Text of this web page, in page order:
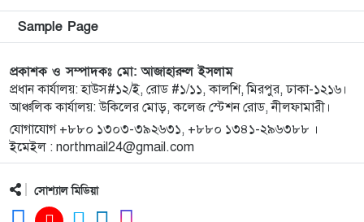
কিশোরগঞ্জে জুলাই গণঅভ্যুত্থান দিবস-২০২৬ উপলক্ষে
প্রস্তুতিমূলক সভা অনুষ্ঠিত
৯
ভারসাম্যহীন ও লাগামহীন ক্ষমতার কারণেই শেখ হাসিনা
স্বৈরাচারী হয়েছিলেন, একই পথে হাঁটছে বিএনপি: মিয়া
গোলাম পরওয়ার
১০
বঞ্চিত করে পালিত কন্যাকে ওয়ারিশ সনদ দেওয়ার
অভিযোগ
Sample Page
প্রকাশক ও সম্পাদকঃ মো: আজাহারুল ইসলাম
প্রধান কার্যালয়: হাউস#১২/ই, রোড #১/১১, কালশি, মিরপুর, ঢাকা-১২১৬।
আঞ্চলিক কার্যালয়: উকিলের মোড়, কলেজ স্টেশন রোড, নীলফামারী।
যোগাযোগ +৮৮০ ১৩০৩-৩৯২৬৩১, +৮৮০ ১৩৪১-২৯৬৩৮৮ ।
ইমেইল : northmail24@gmail.com
সোশ্যাল মিডিয়া